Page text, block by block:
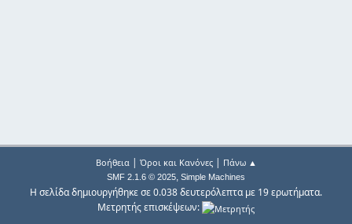
Βοήθεια| Όροι και Κανόνες| Πάνω ▲
SMF 2.1.6 © 2025, Simple Machines
Η σελίδα δημιουργήθηκε σε 0.038 δευτερόλεπτα με 19 ερωτήματα.
Μετρητής επισκέψεων: